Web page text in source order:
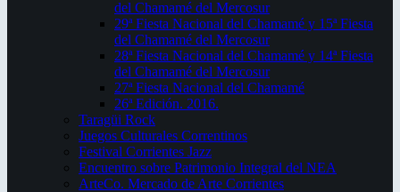
del Chamamé del Mercosur
29ª Fiesta Nacional del Chamamé y 15ª Fiesta
del Chamamé del Mercosur
28ª Fiesta Nacional del Chamamé y 14ª Fiesta
del Chamamé del Mercosur
27ª Fiesta Nacional del Chamamé
26ª Edición. 2016.
Taragüi Rock
Juegos Culturales Correntinos
Festival Corrientes Jazz
Encuentro sobre Patrimonio Integral del NEA
ArteCo. Mercado de Arte Corrientes